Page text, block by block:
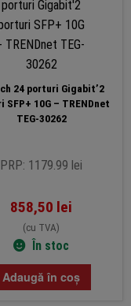
24 porturi Gigabit’2
SFP+ 10G – TRENDnet
TEG-30262
PRP: 1179.99 lei
858,50 lei
(cu TVA)
În stoc
Adaugă în coș